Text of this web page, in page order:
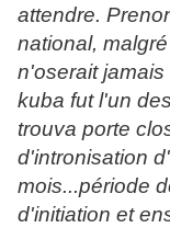
attendre.
national,
n'oserait
kuba fut l'un
trouva porte
d'intronisation
mois...période
d'initiation et